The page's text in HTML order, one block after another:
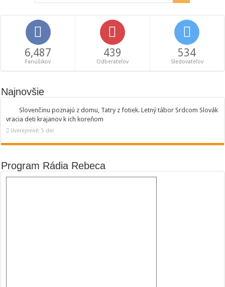
6,487
Fanúšikov
439
Odberateľov
534
Sledovateľov
Najnovšie
Slovenčinu poznajú z domu, Tatry z fotiek. Letný tábor Srdcom Slovák
vracia deti krajanov k ich koreňom
Uverejnené: 5 dní
Program Rádia Rebeca